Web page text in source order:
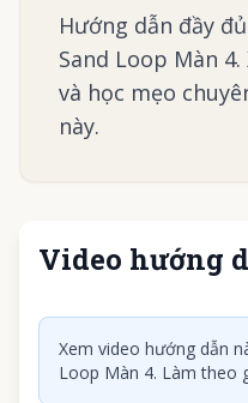
Hướng dẫn đầy
Sand Loop Màn
và học mẹo
này.
Video hướng
Nhấn
Xem video hướng dẫn
Loop Màn 4. Làm theo